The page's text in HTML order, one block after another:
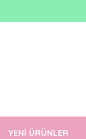
YENİ ÜRÜNLER